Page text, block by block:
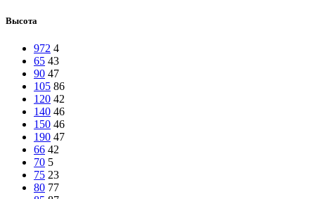
Высота
972 4
65 43
90 47
105 86
120 42
140 46
150 46
190 47
66 42
70 5
75 23
80 77